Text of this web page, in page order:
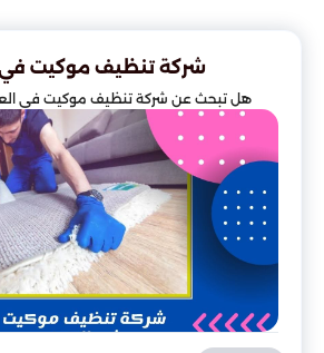
شركة تنظيف موكيت في
هل تبحث عن شركة تنظيف موكيت في